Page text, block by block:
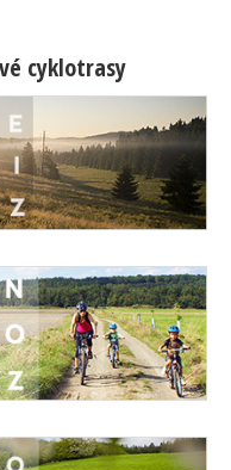
cyklotrasy